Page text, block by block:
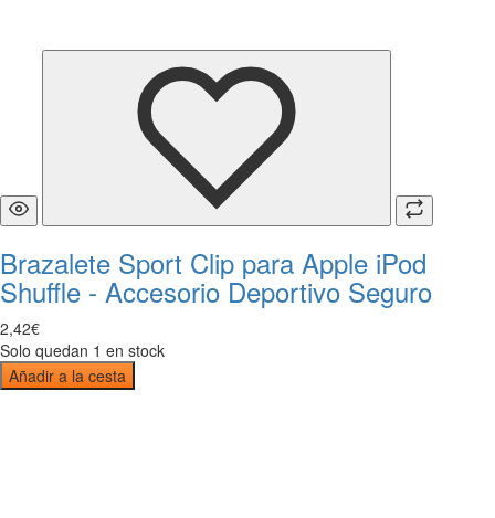
Brazalete Sport Clip para Apple iPod
Shuffle - Accesorio Deportivo Seguro
2,42€
Solo quedan 1 en stock
Añadir a la cesta